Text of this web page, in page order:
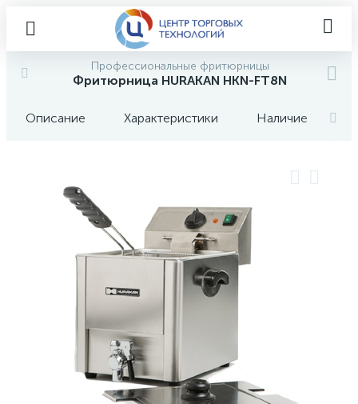
Профессиональные фритюрницы
Фритюрница HURAKAN HKN-FT8N
Описание Характеристики Наличие